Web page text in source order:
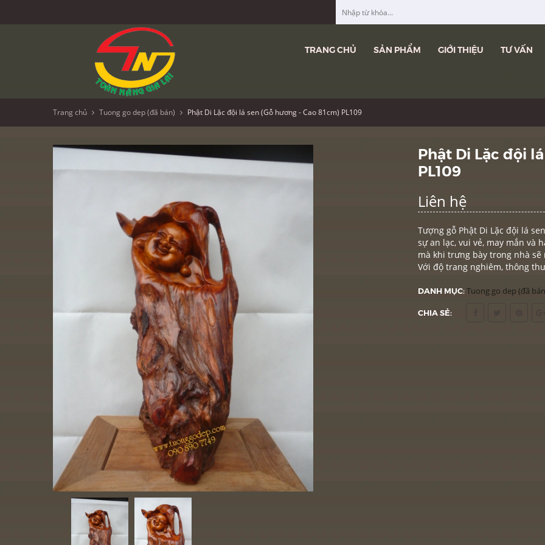
TRANG CHỦ SẢN PHẨM GIỚI THIỆU TƯ VẤN
Trang chủ Tuong go dep (đã bán) Phật Di Lặc đội lá sen (Gỗ hương - Cao 81cm) PL109
Phật Di Lặc đội
PL109
Liên hệ
Tượng gỗ Phật Di Lặc đội lá
sự an lạc, vui vẻ, may mắn và
mà khi trưng bày trong nhà
Với độ trang nghiêm, thông
DANH MỤC:Tuong go dep (đã
CHIA SẺ: